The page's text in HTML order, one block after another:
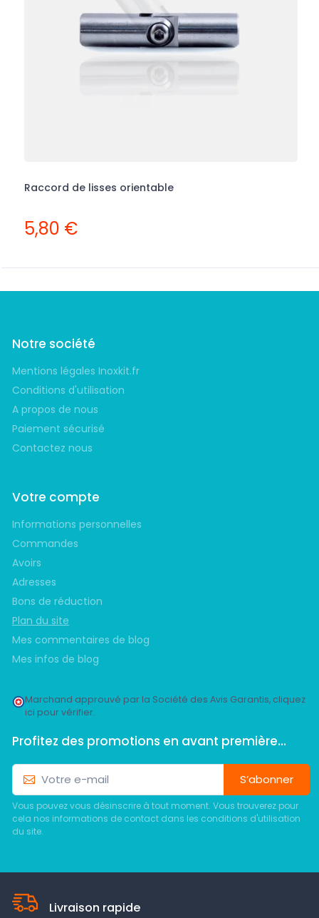
Raccord de lisses orientable
5,80 €
Notre société
Mentions légales Inoxkit.fr
Conditions d'utilisation
A propos de nous
Paiement sécurisé
Contactez nous
Votre compte
Informations personnelles
Commandes
Avoirs
Adresses
Bons de réduction
Plan du site
Mes commentaires de blog
Mes infos de blog
Marchand approuvé par la Société des Avis Garantis, cliquez
ici pour vérifier.
Profitez des promotions en avant première...
S’abonner
Vous pouvez vous désinscrire à tout moment. Vous trouverez pour
cela nos informations de contact dans les conditions d'utilisation
du site.
Livraison rapide